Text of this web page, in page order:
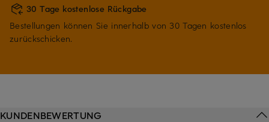
30 Tage kostenlose Rückgabe
Bestellungen können Sie innerhalb von 30 Tagen kostenlos
zurückschicken.
KUNDENBEWERTUNG